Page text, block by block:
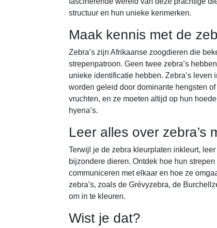
structuur en hun unieke kenmerken.
Maak kennis met de
Zebra’s zijn Afrikaanse zoogdieren die
strepenpatroon. Geen twee zebra’s
unieke identificatie hebben. Zebra’s
worden geleid door dominante hengsten
vruchten, en ze moeten altijd op hun
hyena’s.
Leer alles over zebra’s
Terwijl je de zebra kleurplaten inkleurt,
bijzondere dieren. Ontdek hoe hun
communiceren met elkaar en hoe ze
zebra’s, zoals de Grévyzebra, de
om in te kleuren.
Wist je dat?